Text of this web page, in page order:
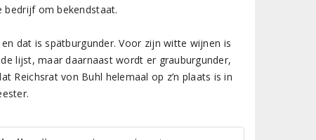
bedrijf om bekendstaat.
dat is spätburgunder. Voor zijn witte wijnen is
lijst, maar daarnaast wordt er grauburgunder,
Reichsrat von Buhl helemaal op z’n plaats is in